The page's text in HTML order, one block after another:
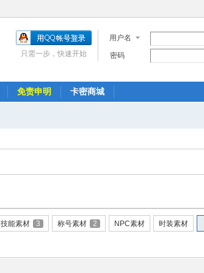
用户名
密码
只需一步，快速开始
免责申明 卡密商城
技能素材 3 称号素材 2 NPC素材 时装素材